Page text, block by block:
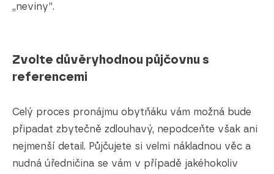
„neviny”.
Zvolte důvěryhodnou půjčovnu s
referencemi
Celý proces pronájmu obytňáku vám možná bude
připadat zbytečně zdlouhavý, nepodceňte však ani
nejmenší detail. Půjčujete si velmi nákladnou věc a
nudná úředničina se vám v případě jakéhokoliv